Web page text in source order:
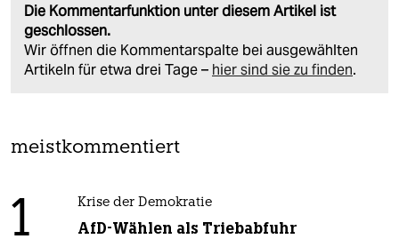
Die Kommentarfunktion unter diesem Artikel ist
geschlossen.
Wir öffnen die Kommentarspalte bei ausgewählten
Artikeln für etwa drei Tage – hier sind sie zu finden.
meistkommentiert
1 Krise der Demokratie
AfD-Wählen als Triebabfuhr